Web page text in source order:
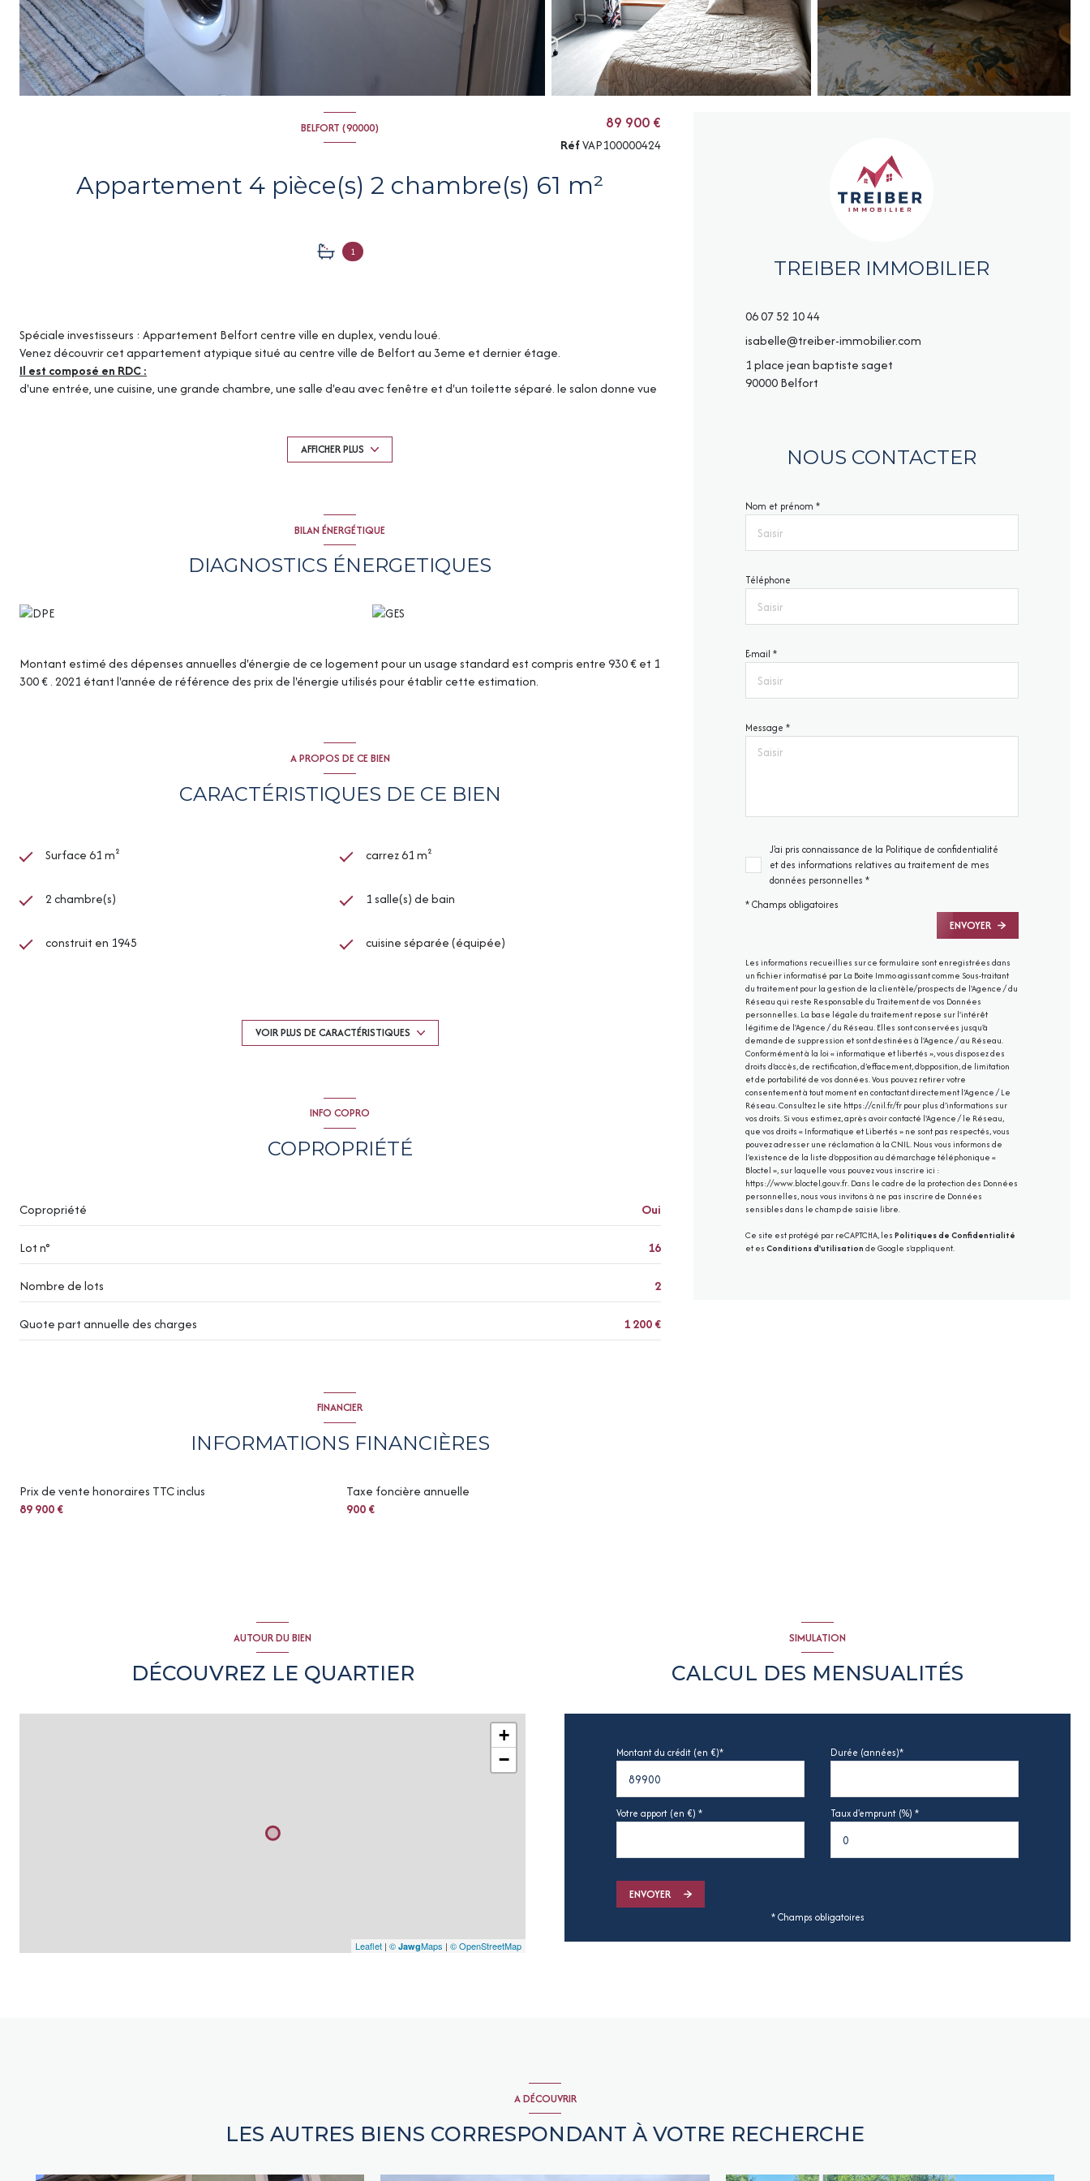
BELFORT (90000)
Appartement 4 pièce(s) 2 chambre(s) 61 m²
1
89 900 €
RéfVAP100000424
Spéciale investisseurs : Appartement Belfort centre ville en duplex, vendu loué.
Venez découvrir cet appartement atypique situé au centre ville de Belfort au 3eme et dernier étage.
Il est composé en RDC :
d'une entrée, une cuisine, une grande chambre, une salle d'eau avec fenêtre et d'un toilette séparé. le salon donne vue
une chambre et un espace pour y accueillir un bureau et des rangements. Une cave privative appartient à ce lot.
Pour les personnes aimant vivre dans le centre ville avec tout à proximité, c'est le bon plan.
agissant sous le statut d'agent immobilier immatriculée : Nº carte de transaction : CPI90012018000037453 1 place Jean
Baptiste Saget 90000 BELFORT SARL isabelle immo au capital de 7 500 € SIRET : 49935836400036 APE 6831Z CPI : N°
9001 2018 000 037 453 délivrée par la CCI BELFORT Garantie S.O.C.A.F 26 avenue de Suffren 75015 PARIS
AFFICHER PLUS
BILAN ÉNERGÉTIQUE
DIAGNOSTICS ÉNERGETIQUES
Montant estimé des dépenses annuelles d'énergie de ce logement pour un usage standard est compris entre 930 € et 1
300 € . 2021 étant l'année de référence des prix de l'énergie utilisés pour établir cette estimation.
A PROPOS DE CE BIEN
CARACTÉRISTIQUES DE CE BIEN
Surface 61 m² carrez 61 m²
2 chambre(s) 1 salle(s) de bain
construit en 1945 cuisine séparée (équipée)
3 étage(s)
quartier belfort centre
VOIR PLUS DE CARACTÉRISTIQUES
INFO COPRO
COPROPRIÉTÉ
Copropriété Oui
Lot n° 16
Nombre de lots 2
Quote part annuelle des charges 1 200 €
FINANCIER
INFORMATIONS FINANCIÈRES
Prix de vente honoraires TTC inclus
89 900 €
Taxe foncière annuelle
900 €
TREIBER IMMOBILIER
06 07 52 10 44
isabelle@treiber-immobilier.com
1 place jean baptiste saget
90000 Belfort
NOUS CONTACTER
Nom et prénom *
Téléphone
E-mail *
Message *
J'ai pris connaissance de la Politique de confidentialité
et des informations relatives au traitement de mes
données personnelles *
* Champs obligatoires
ENVOYER
Les informations recueillies sur ce formulaire sont enregistrées dans
un fichier informatisé par La Boite Immo agissant comme Sous-traitant
du traitement pour la gestion de la clientèle/prospects de l'Agence / du
Réseau qui reste Responsable du Traitement de vos Données
personnelles. La base légale du traitement repose sur l'intérêt
légitime de l'Agence / du Réseau. Elles sont conservées jusqu'à
demande de suppression et sont destinées à l'Agence / au Réseau.
Conformément à la loi « informatique et libertés », vous disposez des
droits d’accès, de rectification, d’effacement, d’opposition, de limitation
et de portabilité de vos données. Vous pouvez retirer votre
consentement à tout moment en contactant directement l’Agence / Le
Réseau. Consultez le site https://cnil.fr/frpour plus d’informations sur
vos droits. Si vous estimez, après avoir contacté l'Agence / le Réseau,
que vos droits « Informatique et Libertés » ne sont pas respectés, vous
pouvez adresser une réclamation à la CNIL. Nous vous informons de
l’existence de la liste d'opposition au démarchage téléphonique «
Bloctel », sur laquelle vous pouvez vous inscrire ici :
https://www.bloctel.gouv.fr. Dans le cadre de la protection des Données
personnelles, nous vous invitons à ne pas inscrire de Données
sensibles dans le champ de saisie libre.
Ce site est protégé par reCAPTCHA, les Politiques de Confidentialité
et es Conditions d'utilisation de Google s'appliquent.
AUTOUR DU BIEN
DÉCOUVREZ LE QUARTIER
+
−
Leaflet | © JawgMaps | © OpenStreetMap
SIMULATION
CALCUL DES MENSUALITÉS
Montant du crédit (en €)* Durée (années)*
Votre apport (en €) * Taux d'emprunt (%) *
ENVOYER
* Champs obligatoires
A DÉCOUVRIR
LES AUTRES BIENS CORRESPONDANT À VOTRE RECHERCHE